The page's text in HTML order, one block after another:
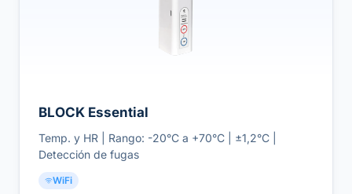
BLOCK Essential
Temp. y HR | Rango: -20°C a +70°C | ±1,2°C |
Detección de fugas
WiFi